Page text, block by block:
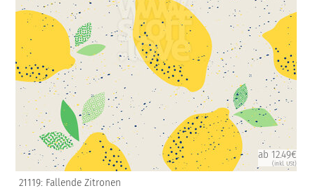
ab 12.49€
(inkl. USt)
21119: Fallende Zitronen